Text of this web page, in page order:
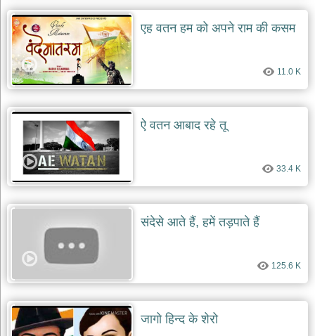
एह वतन हम को अपने राम की कसम
11.0 K
ऐ वतन आबाद रहे तू
33.4 K
संदेसे आते हैं, हमें तड़पाते हैं
125.6 K
जागो हिन्द के शेरो